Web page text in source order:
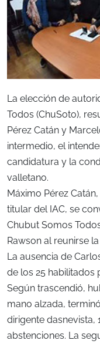
La elección de
Todos (ChuSoto),
Pérez Catán y
intermedio, el
candidatura y la
valletano.
Máximo Pérez
titular del IAC, se
Chubut Somos
Rawson al reunirse
La ausencia de
de los 25 habilitados
Según trascendió,
mano alzada,
dirigente dasnevista,
abstenciones. La